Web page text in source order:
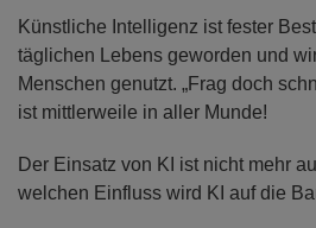
Künstliche Intelligenz ist fester
täglichen Lebens geworden und
Menschen genutzt. „Frag doch
ist mittlerweile in aller Munde!
Der Einsatz von KI ist nicht mehr
welchen Einfluss wird KI auf die